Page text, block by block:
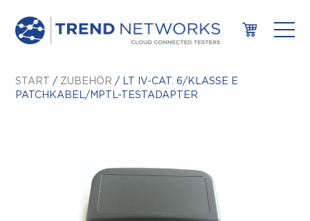
START / ZUBEHÖR / LT IV-CAT. 6/KLASSE E
PATCHKABEL/MPTL-TESTADAPTER